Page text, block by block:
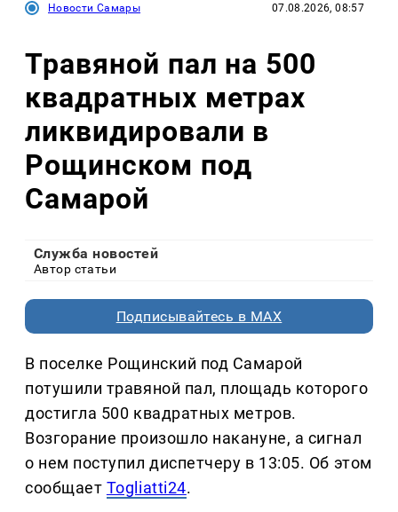
Новости Самары 07.08.2026, 08:57
Травяной пал на 500
квадратных метрах
ликвидировали в
Рощинском под
Самарой
Служба новостей
Автор статьи
Подписывайтесь в MAX
В поселке Рощинский под Самарой
потушили травяной пал, площадь которого
достигла 500 квадратных метров.
Возгорание произошло накануне, а сигнал
о нем поступил диспетчеру в 13:05. Об этом
сообщает Togliatti24.